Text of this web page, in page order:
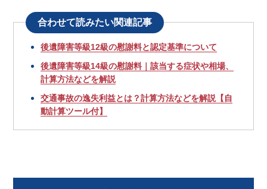
合わせて読みたい関連記事
後遺障害等級12級の慰謝料と認定基準について
後遺障害等級14級の慰謝料｜該当する症状や相場、
計算方法などを解説
交通事故の逸失利益とは？計算方法などを解説【自
動計算ツール付】